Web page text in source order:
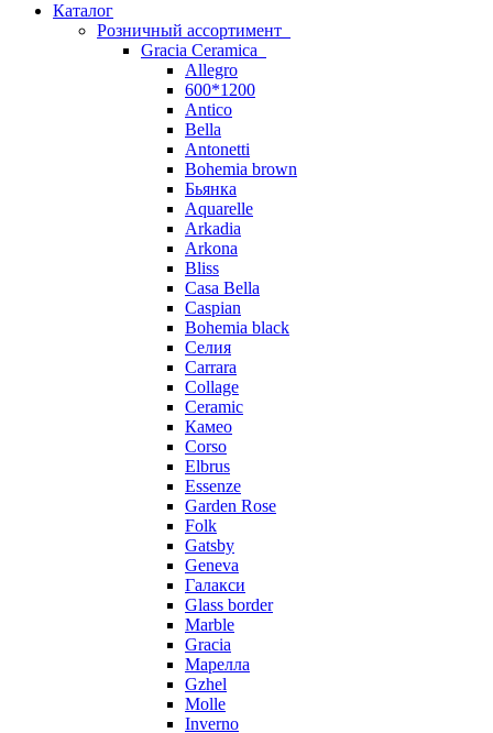
Каталог
Розничный ассортимент
Gracia Ceramica
Allegro
600*1200
Antico
Bella
Antonetti
Bohemia brown
Бьянка
Aquarelle
Arkadia
Arkona
Bliss
Casa Bella
Caspian
Bohemia black
Селия
Carrara
Collage
Ceramic
Камео
Corso
Elbrus
Essenze
Garden Rose
Folk
Gatsby
Geneva
Галакси
Glass border
Marble
Gracia
Марелла
Gzhel
Molle
Inverno